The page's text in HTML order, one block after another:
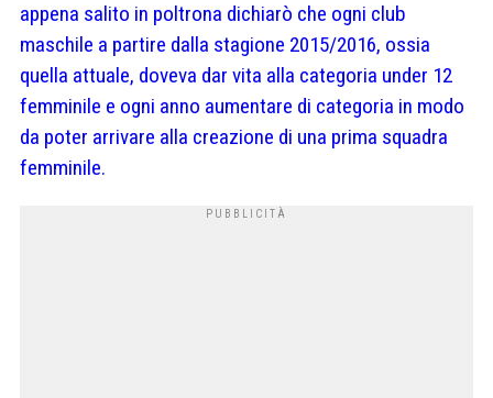
appena salito in poltrona dichiarò che ogni club
maschile a partire dalla stagione 2015/2016, ossia
quella attuale, doveva dar vita alla categoria under 12
femminile e ogni anno aumentare di categoria in modo
da poter arrivare alla creazione di una prima squadra
femminile.